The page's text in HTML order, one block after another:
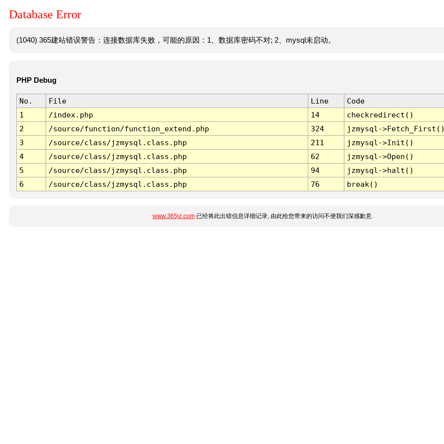
Database Error
(1040) 365建站错误警告：连接数据库失败，可能的原因：1、数据库密码不对; 2、mysql未启动。
PHP Debug
No. File Line
Code
1
/index.php 14
checkredirect()
2
/source/function/function_extend.php 324
jzmysql-
3
/source/class/jzmysql.class.php 211
jzmysql->Init()
4
/source/class/jzmysql.class.php 62
jzmysql->Open()
5
/source/class/jzmysql.class.php 94
jzmysql->halt()
6
/source/class/jzmysql.class.php 76 break()
www.365jz.com已经将此出错信息详细记录, 由此给您带来的访问不便我们深感歉意.